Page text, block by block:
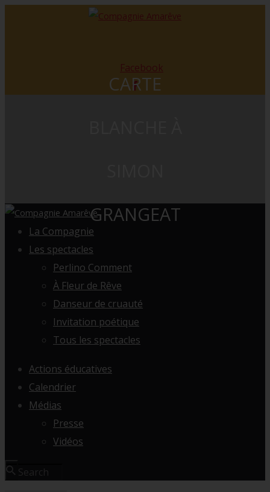
Facebook
CARTE
GRANGEAT
La Compagnie
Les spectacles
Perlino Comment
À Fleur de Rêve
Danseur de cruauté
Invitation poétique
Tous les spectacles
Actions éducatives
Calendrier
Médias
Presse
Vidéos